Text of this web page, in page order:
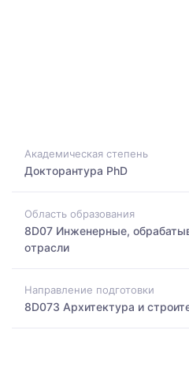
Академическая степень
Докторантура PhD
Область образования
8D07 Инженерные,
отрасли
Направление подготовки
8D073 Архитектура и